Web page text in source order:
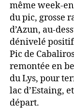
même week-
du pic, grosse
d’Azun, au-
dénivelé
Pic de
remontée en
du Lys, pour
lac d’Estaing,
départ.